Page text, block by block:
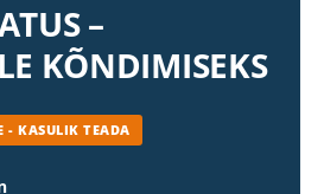
–
KÕNDIMISEKS
- KASULIK TEADA